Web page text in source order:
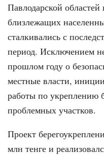
Павлодарской
близлежащих
сталкивались с
период. Исключением
прошлом году о
местные власти,
работы по укреплению
проблемных участков.
Проект
млн тенге и